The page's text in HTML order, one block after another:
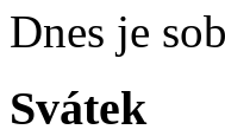
Dnes je
Svátek